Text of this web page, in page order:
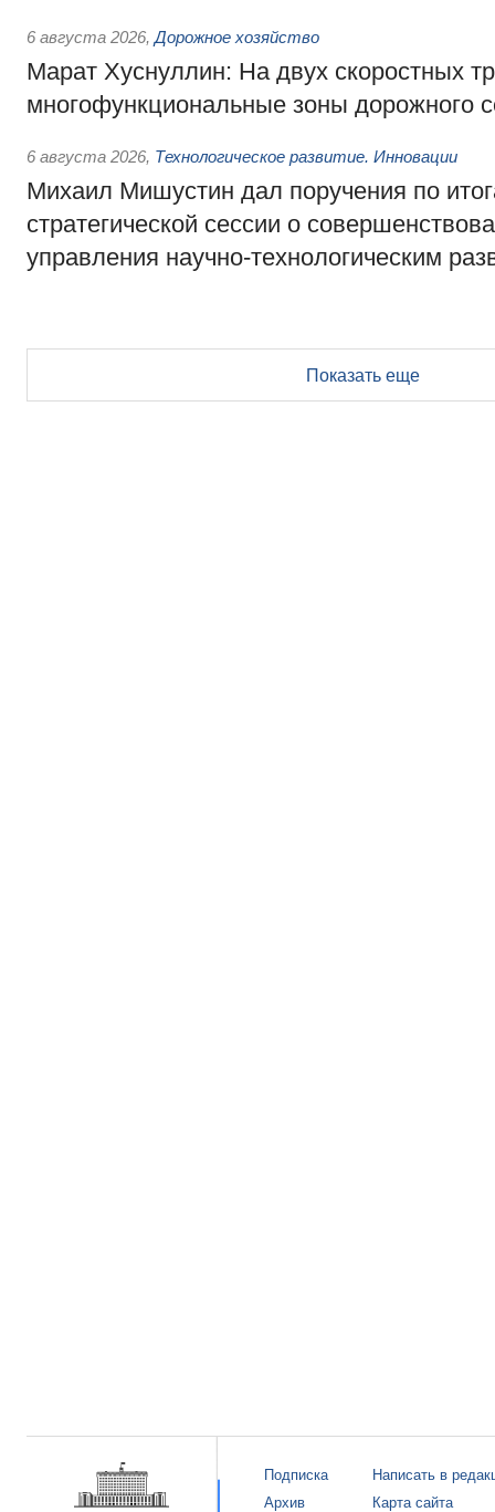
6 августа 2026, Дорожное хозяйство
Марат Хуснуллин: На двух скоростных
многофункциональные зоны дорожного
6 августа 2026, Технологическое развитие. Инновации
Михаил Мишустин дал поручения по
стратегической сессии о
управления научно-технологическим
Показать еще
Подписка
Архив
Написать в
Карта сайта